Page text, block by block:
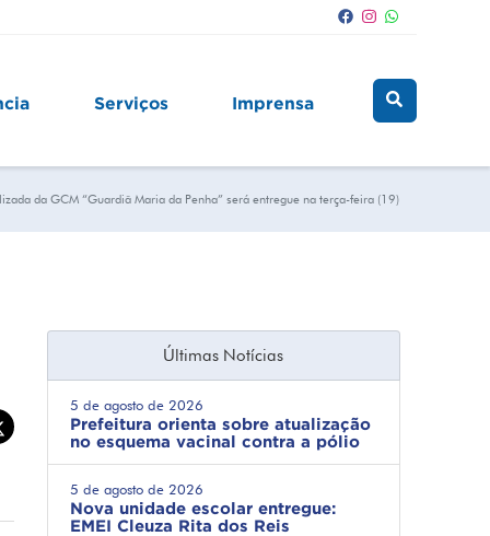
Serviços Imprensa
da GCM “Guardiã Maria da Penha” será entregue na terça-feira (19)
Últimas Notícias
5 de agosto de 2026
Prefeitura orienta sobre atualização
no esquema vacinal contra a pólio
5 de agosto de 2026
Nova unidade escolar entregue:
EMEI Cleuza Rita dos Reis